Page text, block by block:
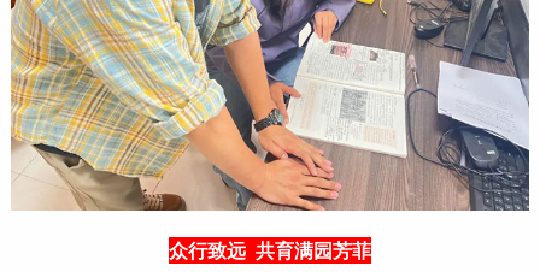
众行致远 共育满园芳菲